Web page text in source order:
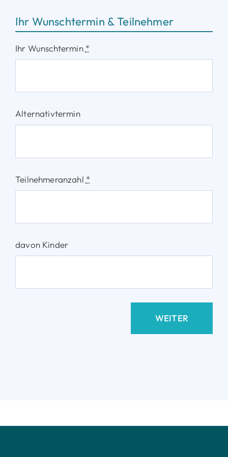
Ihr Wunschtermin & Teilnehmer
Ihr Wunschtermin *
Alternativtermin
Teilnehmeranzahl *
davon Kinder
WEITER